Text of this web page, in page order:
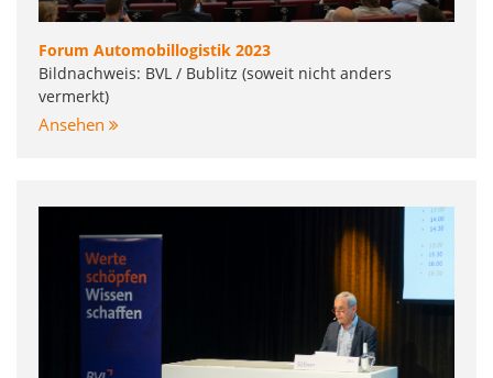
Forum Automobillogistik 2023
Bildnachweis: BVL / Bublitz (soweit nicht anders
vermerkt)
Ansehen